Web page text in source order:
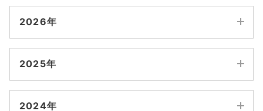
2026年
7月
2025年
2024年